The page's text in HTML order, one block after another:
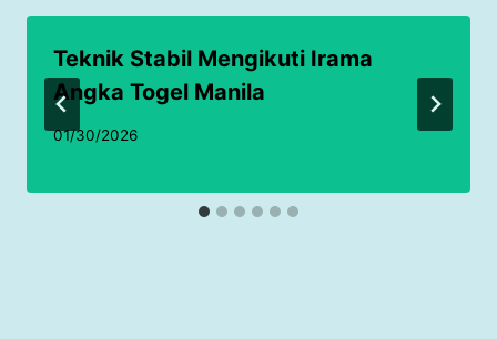
Teknik Stabil Mengikuti Irama
Angka Togel Manila
01/30/2026